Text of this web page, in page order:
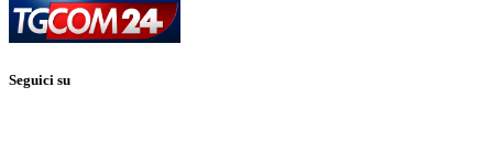
Seguici su